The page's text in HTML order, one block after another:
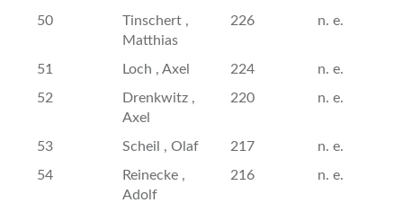
50
Tinschert ,
Matthias
226 n. e.
51 Loch , Axel 224
n. e.
52
Drenkwitz ,
Axel
220 n. e.
53 Scheil , Olaf 217
n. e.
54
Reinecke ,
Adolf
216 n. e.